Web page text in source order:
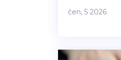
ohrožený.
čen, 5 2026